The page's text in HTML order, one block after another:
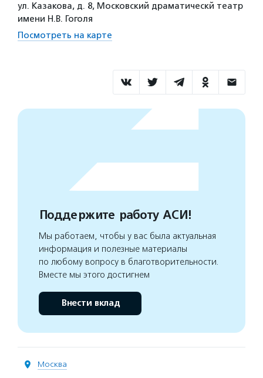
ул. Казакова, д. 8, Московский драматическй театр
имени Н.В. Гоголя
Посмотреть на карте
Поддержите работу АСИ!
Мы работаем, чтобы у вас была актуальная
информация и полезные материалы
по любому вопросу в благотворительности.
Вместе мы этого достигнем
Внести вклад
Москва